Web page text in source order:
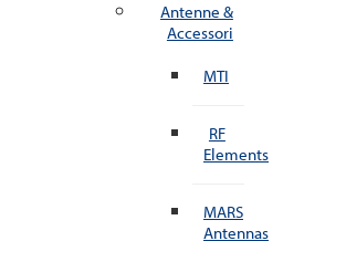
Antenne &
Accessori
MTI
RF
Elements
MARS
Antennas